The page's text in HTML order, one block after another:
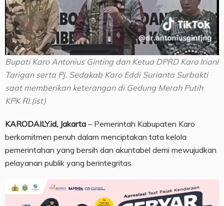
Bupati Karo Antonius Ginting dan Ketua DPRD Karo Iriani
Tarigan serta Pj. Sedakab Karo Eddi Surianta Surbakti
saat memberikan keterangan di Gedung Merah Putih
KPK RI.(ist)
KARODAILY.id, Jakarta – Pemerintah Kabupaten Karo
berkomitmen penuh dalam menciptakan tata kelola
pemerintahan yang bersih dan akuntabel demi mewujudkan
pelayanan publik yang berintegritas.